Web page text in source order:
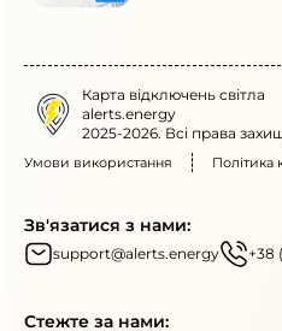
Карта відключень світла
alerts.energy
2025-2026. Всі права
Умови використання Політика
Зв'язатися з нами:
support@alerts.energy +38
Стежте за нами: